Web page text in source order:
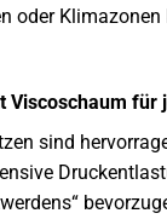
oder
Viscoschaum für
sind